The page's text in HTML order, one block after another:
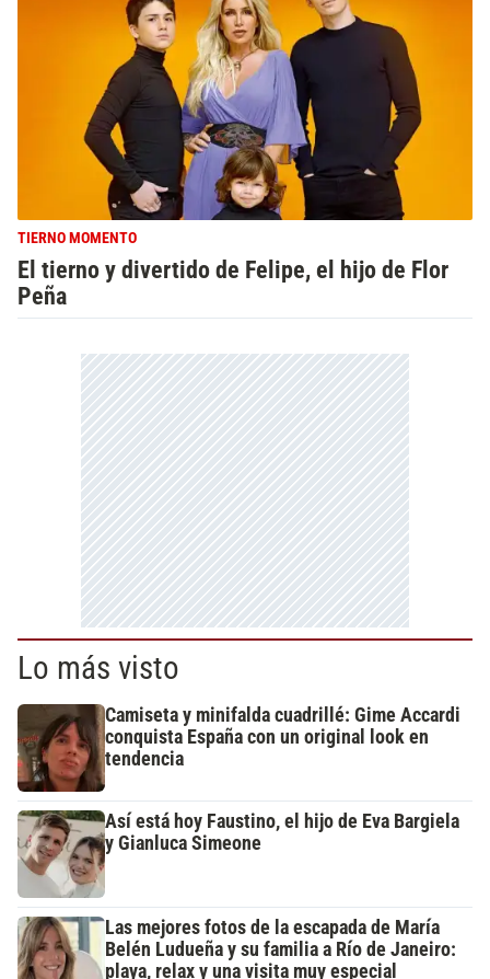
TIERNO MOMENTO
El tierno y divertido de Felipe, el hijo de Flor
Peña
Lo más visto
Camiseta y minifalda cuadrillé: Gime Accardi
conquista España con un original look en
tendencia
Así está hoy Faustino, el hijo de Eva Bargiela
y Gianluca Simeone
Las mejores fotos de la escapada de María
Belén Ludueña y su familia a Río de Janeiro:
playa, relax y una visita muy especial